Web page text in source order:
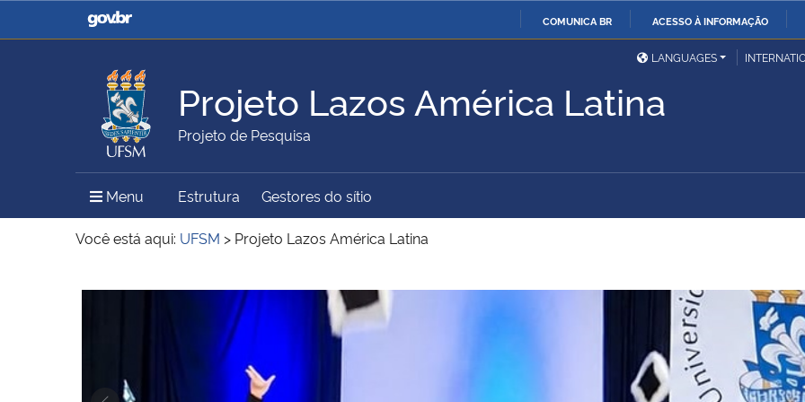
O
COMUNICA BR ACESSO À INFORMAÇÃO
Casa Civil
Ministério da Justiça e
Ministério da Defesa
Ministério das Relações
Exteriores
Ministério da Agricultura,
Pecuária e Abastecimento
Ministério da Educação Ministério da Cidadania Ministério da Saúde
Ministério do Meio Ambiente Ministério do Turismo
Gabinete de Segurança
Banco Central do Brasil
LANGUAGES
Projeto Lazos América Latina
Projeto de Pesquisa
Menu Menu Principal do Sítio
Estrutura Gestores do sítio
Você está aqui: UFSM > Projeto Lazos América Latina